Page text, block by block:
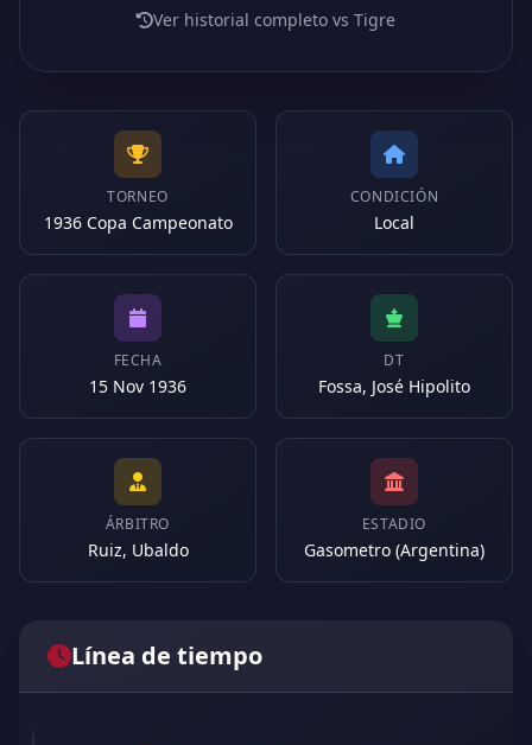
Ver historial completo vs Tigre
TORNEO
1936 Copa Campeonato
CONDICIÓN
Local
FECHA
15 Nov 1936
DT
Fossa, José Hipolito
ÁRBITRO
Ruiz, Ubaldo
ESTADIO
Gasometro (Argentina)
Línea de tiempo